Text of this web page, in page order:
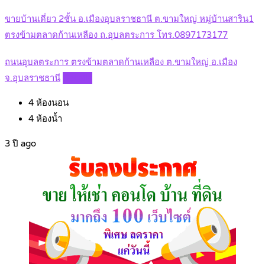
ขายบ้านเดี่ยว 2ชั้น อ.เมืองอุบลราชธานี ต.ขามใหญ่ หมู่บ้านสาริน1
ตรงข้ามตลาดก้านเหลือง ถ.อุบลตระการ โทร.0897173177
ถนนอุบลตระการ ตรงข้ามตลาดก้านเหลือง ต.ขามใหญ่ อ.เมือง
จ.อุบลราชธานี
4 ห้องนอน
4 ห้องน้ำ
3 ปี ago